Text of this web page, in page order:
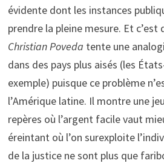
évidente dont les instances
prendre la pleine mesure. Et
Christian Poveda tente une
dans des pays plus aisés (les
exemple) puisque ce problème
l’Amérique latine. Il montre une
repères où l’argent facile vaut
éreintant où l’on surexploite
de la justice ne sont plus que